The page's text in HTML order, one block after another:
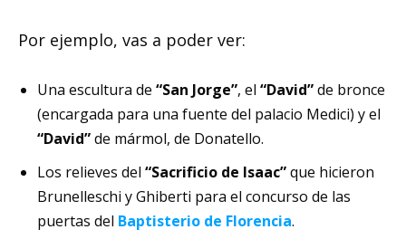
Por ejemplo, vas a poder ver:
Una escultura de “San Jorge”, el “David”de bronce
(encargada para una fuente del palacio Medici) y el
“David”de mármol, de Donatello.
Los relieves del “Sacrificio de Isaac”que hicieron
Brunelleschi y Ghiberti para el concurso de las
puertas del Baptisterio de Florencia.